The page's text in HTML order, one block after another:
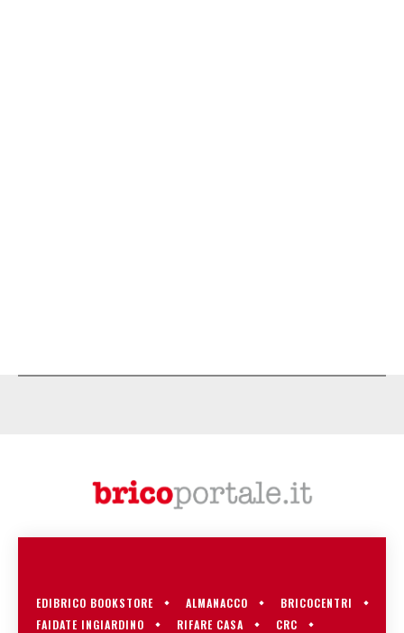
EDIBRICO BOOKSTORE ALMANACCO
BRICOCENTRI
FAIDATE INGIARDINO
RIFARE CASA CRC